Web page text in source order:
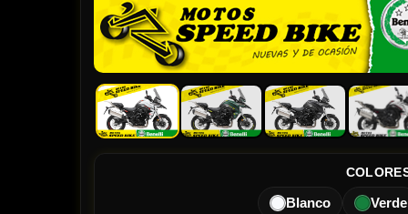
Blanco Verde